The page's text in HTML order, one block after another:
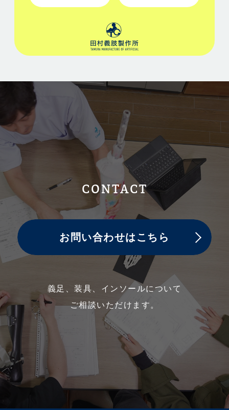
CONTACT
お問い合わせはこちら
義足、装具、インソールについて
ご相談いただけます。